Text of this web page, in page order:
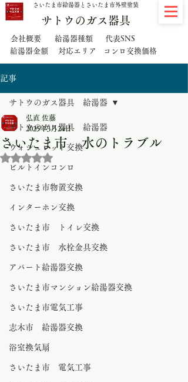
さいたま市給湯器とさいたま市外壁塗装
サトウのガス器具
会社概要 給湯器種類
代表SNS
給湯器金額
対応エリア コンロ交換価格
記事
サトウのガス器具 給湯器
ウォシュレット交換
ビルトインコンロ
さいたま市物置交換
インターホン交換
さいたま市 トイレ交換
さいたま市 水栓金具交換
アパート給湯器交換
さいたま市マンション給湯器交換
さいたま市電気工事
志木市 給湯器交換
浴室換気扇
さいたま市 電気工事
サトウのガス器具 給湯器
さいたま市 水のトラブル
弘直 佐藤
2025年3月24日
5つ星のうちNaNと評価されています。